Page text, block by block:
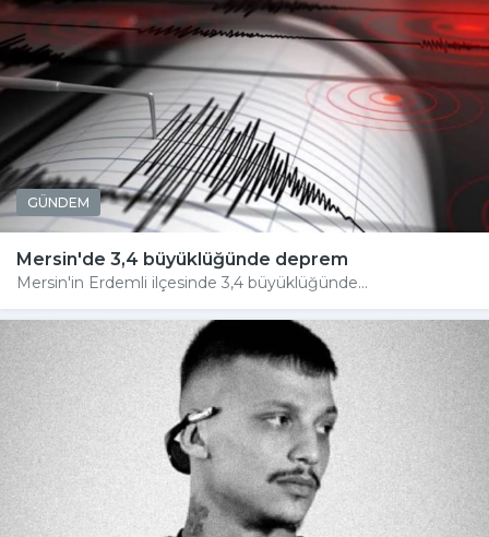
GÜNDEM
Mersin'de 3,4 büyüklüğünde deprem
Mersin'in Erdemli ilçesinde 3,4 büyüklüğünde...